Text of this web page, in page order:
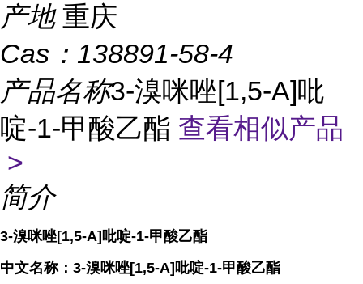
产地 重庆
Cas： 138891-58-4
产品名称3-溴咪唑[1,5-A]吡
啶-1-甲酸乙酯 查看相似产品
>
简介
3-溴咪唑[1,5-A]吡啶-1-甲酸乙酯
中文名称：3-溴咪唑[1,5-A]吡啶-1-甲酸乙酯